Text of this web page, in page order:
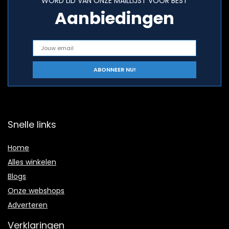
Aanbiedingen
Snelle links
Home
Alles winkelen
Blogs
Onze webshops
Adverteren
Verklaringen